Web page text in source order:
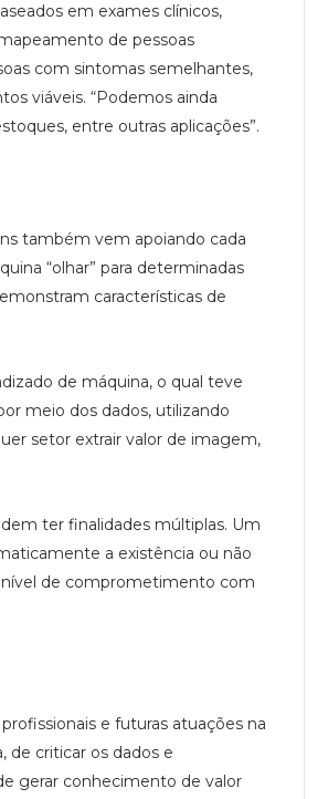
em exames clínicos,
de pessoas
com sintomas semelhantes,
viáveis. “Podemos ainda
entre outras aplicações”.
também vem apoiando cada
“olhar” para determinadas
características de
de máquina, o qual teve
meio dos dados, utilizando
setor extrair valor de imagem,
ter finalidades múltiplas. Um
a existência ou não
de comprometimento com
e futuras atuações na
de criticar os dados e
gerar conhecimento de valor